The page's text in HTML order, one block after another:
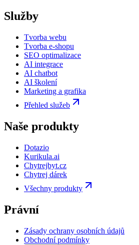
Služby
Tvorba webu
Tvorba e-shopu
SEO optimalizace
AI integrace
AI chatbot
AI školení
Marketing a grafika
Přehled služeb
Naše produkty
Dotazio
Kurikula.ai
Chytrejbyt.cz
Chytrej dárek
Všechny produkty
Právní
Zásady ochrany osobních údajů
Obchodní podmínky